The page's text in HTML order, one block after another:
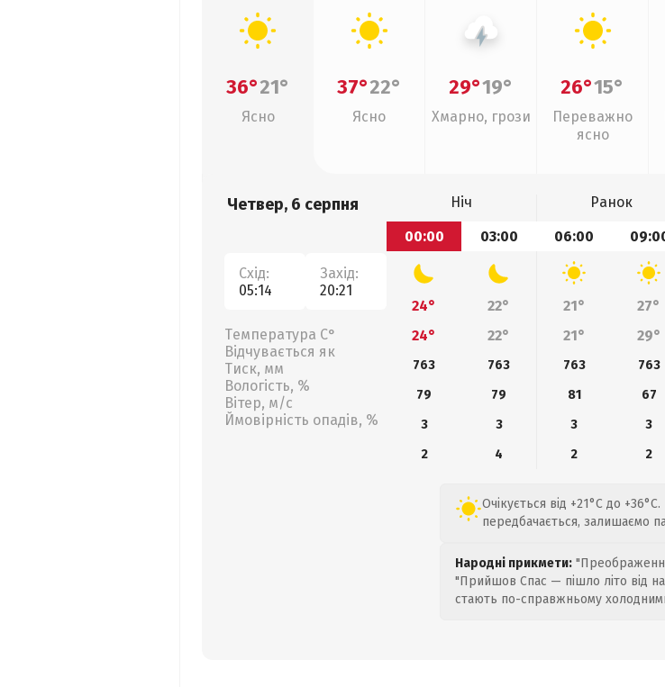
36°21°
Ясно
37°22°
Ясно
29°19°
Хмарно, грози
26°15°
Переважно
ясно
Четвер, 6 серпня
Схід:
05:14
Захід:
20:21
Температура С°
Відчувається як
Тиск, мм
Вологість, %
Вітер, м/с
Ймовірність опадів, %
Ніч Ранок
00:00
03:00 06:00
24° 22° 21° 27°
24°
22° 21° 29°
763 763 763 763
79
79 81 67
3
3 3 3
2
4 2 2
Очікується від +21°C до
передбачається, залишаємо
Народні прикмети:
"Прийшов Спас — пішло літо від
стають по-справжньому